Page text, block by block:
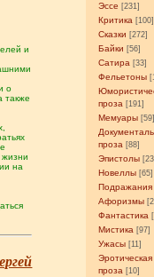
Эссе [231]
Критика [100]
Сказки [272]
Байки [56]
Сатира [33]
Фельетоны
проза [191]
Мемуары
проза [88]
Эпистолы
Новеллы [65]
Подражания
Афоризмы
Фантастика
Мистика [97]
Ужасы [11]
Эротическая
проза [10]
и
о
также
жизни
на